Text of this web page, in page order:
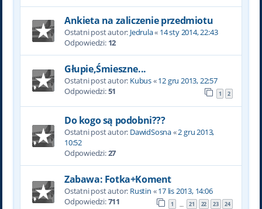
Ankieta na zaliczenie przedmiotu
Ostatni post autor: Jedrula« 14 sty 2014, 22:43
Odpowiedzi: 12
Głupie,Śmieszne...
Ostatni post autor: Kubus«12 gru 2013, 22:57
Odpowiedzi:51 1 2
Do kogo są podobni???
Ostatni post autor: DawidSosna«2 gru 2013,
10:52
Odpowiedzi:27
Zabawa: Fotka+Koment
Ostatni post autor: Rustin «17 lis 2013, 14:06
Odpowiedzi:711 1 … 21 22 23 24